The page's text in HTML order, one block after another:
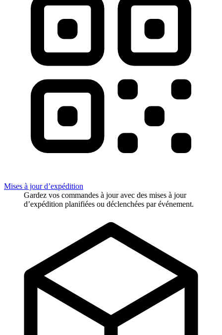
Mises à jour d’expédition
Gardez vos commandes à jour avec des mises à jour
d’expédition planifiées ou déclenchées par événement.